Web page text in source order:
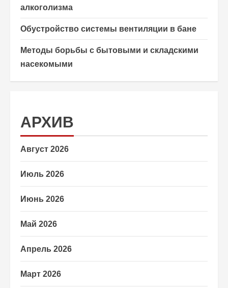
алкоголизма
Обустройство системы вентиляции в бане
Методы борьбы с бытовыми и складскими
насекомыми
АРХИВ
Август 2026
Июль 2026
Июнь 2026
Май 2026
Апрель 2026
Март 2026